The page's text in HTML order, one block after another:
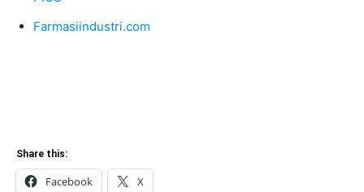
Farmasiindustri.com
Share this:
Facebook X